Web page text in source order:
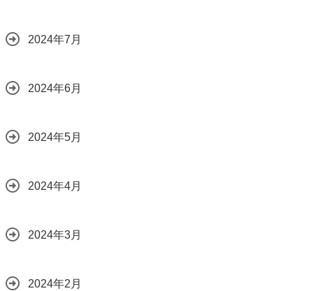
2024年7月
2024年6月
2024年5月
2024年4月
2024年3月
2024年2月